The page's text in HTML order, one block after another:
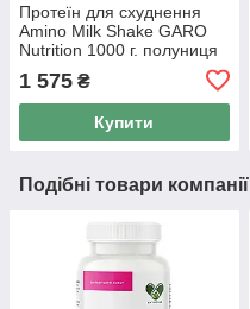
Протеїн для схуднення
Amino Milk Shake GARO
Nutrition 1000 г. полуниця
1 575 ₴
Купити
Подібні товари компанії